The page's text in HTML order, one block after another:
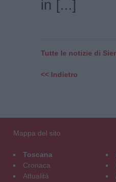
in [...]
Tutte le notizie di
<< Indietro
Mappa del sito
Toscana
Cronaca
Attualità